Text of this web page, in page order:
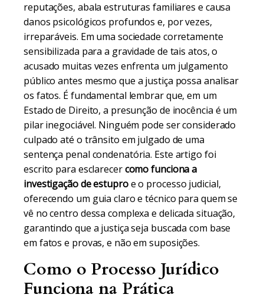
reputações, abala estruturas familiares e causa
danos psicológicos profundos e, por vezes,
irreparáveis. Em uma sociedade corretamente
sensibilizada para a gravidade de tais atos, o
acusado muitas vezes enfrenta um julgamento
público antes mesmo que a justiça possa analisar
os fatos. É fundamental lembrar que, em um
Estado de Direito, a presunção de inocência é um
pilar inegociável. Ninguém pode ser considerado
culpado até o trânsito em julgado de uma
sentença penal condenatória. Este artigo foi
escrito para esclarecercomo funciona a
investigação de estuproe o processo judicial,
oferecendo um guia claro e técnico para quem se
vê no centro dessa complexa e delicada situação,
garantindo que a justiça seja buscada com base
em fatos e provas, e não em suposições.
Como o Processo Jurídico
Funciona na Prática